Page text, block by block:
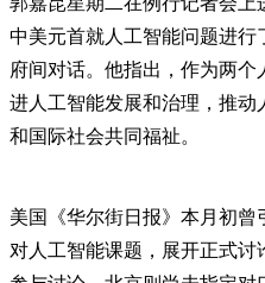
中美元首就人工智能问题进
府间对话。他指出，作为两
进人工智能发展和治理，推
和国际社会共同福祉。
美国《华尔街日报》本月初
对人工智能课题，展开正式